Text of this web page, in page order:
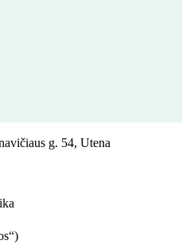
g. 54, Utena
)